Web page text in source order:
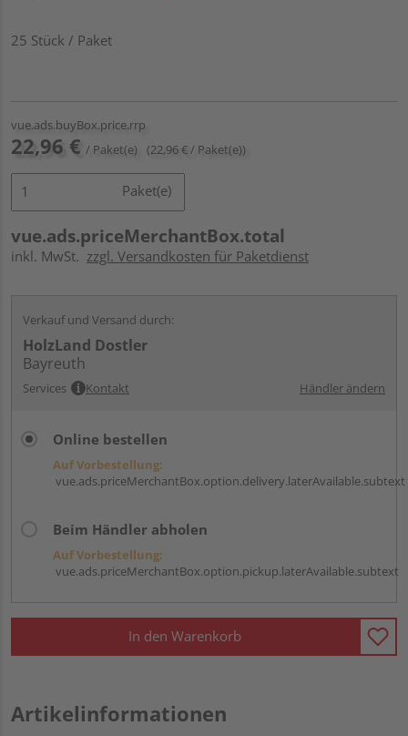
25 Stück / Paket
vue.ads.buyBox.price.rrp
22,96 € / Paket(e) (22,96 € / Paket(e))
Paket(e)
vue.ads.priceMerchantBox.total
inkl. MwSt. zzgl. Versandkosten für Paketdienst
Verkauf und Versand durch:
HolzLand Dostler
Bayreuth
Services Kontakt Händler ändern
Online bestellen
Auf Vorbestellung:
vue.ads.priceMerchantBox.option.delivery.laterAvailable.subtext
Beim Händler abholen
Auf Vorbestellung:
vue.ads.priceMerchantBox.option.pickup.laterAvailable.subtext
In den Warenkorb
Artikelinformationen